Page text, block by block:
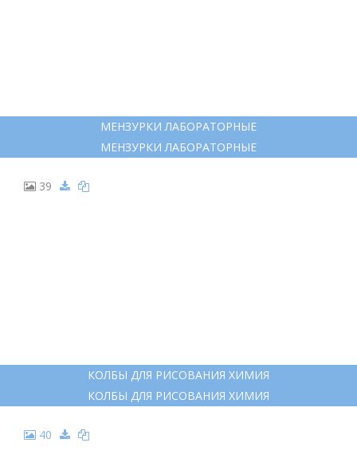
МЕНЗУРКИ ЛАБОРАТОРНЫЕ
МЕНЗУРКИ ЛАБОРАТОРНЫЕ
39
КОЛБЫ ДЛЯ РИСОВАНИЯ ХИМИЯ
КОЛБЫ ДЛЯ РИСОВАНИЯ ХИМИЯ
40